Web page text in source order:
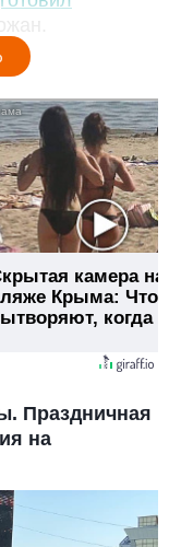
камера на
Крыма: Что
когда
Праздничная
на